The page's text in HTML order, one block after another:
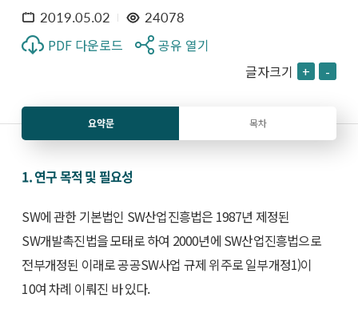
2019.05.02 24078
PDF 다운로드
공유 열기
글자크기 + -
요약문 목차
1. 연구 목적 및 필요성
SW에 관한 기본법인 SW산업진흥법은 1987년 제정된
SW개발촉진법을 모태로 하여 2000년에 SW산업진흥법으로
전부개정된 이래로 공공SW사업 규제 위주로 일부개정1)이
10여 차례 이뤄진 바 있다.